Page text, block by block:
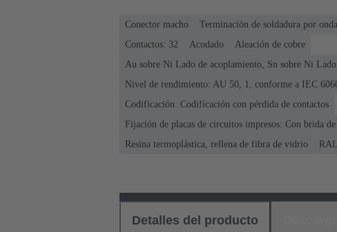
Conector macho Terminación de soldadura por
Contactos: 32
Acodado
Aleación de cobre
Au sobre Ni Lado de acoplamiento, Sn sobre Ni
Nivel de rendimiento: AU 50, 1, conforme a IEC
Codificación: Codificación con pérdida de contactos
Fijación de placas de circuitos impresos: Con brida
Resina termoplástica, rellena de fibra de vidrio
Detalles del producto